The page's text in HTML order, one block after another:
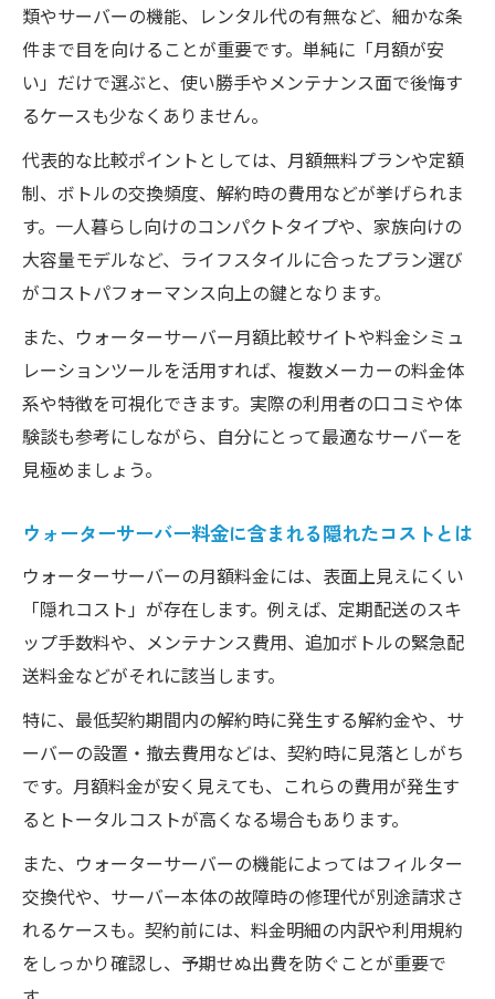
ウォーターサーバーの月間コストを正確に
把握する
ペットボトルと比較したウォーターサーバー料
金
ウォーターサーバーとペットボトルの料金
比較のポイント
月額料金でみるウォーターサーバーとペッ
トボトルの違い
ペットボトル水とウォーターサーバーのコ
スト差を検証
ウォーターサーバー料金比較で見える賢い
選択基準
ウォーターサーバーとペットボトルどちら
が家計に優しいか
ウォーターサーバーをやめた方がいい理由
れる理由
ウォーターサーバー月額料金が負担になる
断基準
ウォーターサーバー利用で後悔しないため
の注意点
類やサーバーの機能、レンタル代の有無など、細かな条
件まで目を向けることが重要です。単純に「月額が安
い」だけで選ぶと、使い勝手やメンテナンス面で後悔す
るケースも少なくありません。
代表的な比較ポイントとしては、月額無料プランや定額
制、ボトルの交換頻度、解約時の費用などが挙げられま
す。一人暮らし向けのコンパクトタイプや、家族向けの
大容量モデルなど、ライフスタイルに合ったプラン選び
がコストパフォーマンス向上の鍵となります。
また、ウォーターサーバー月額比較サイトや料金シミュ
レーションツールを活用すれば、複数メーカーの料金体
系や特徴を可視化できます。実際の利用者の口コミや体
験談も参考にしながら、自分にとって最適なサーバーを
見極めましょう。
ウォーターサーバー料金に含まれる隠れたコストとは
ウォーターサーバーの月額料金には、表面上見えにくい
「隠れコスト」が存在します。例えば、定期配送のスキ
ップ手数料や、メンテナンス費用、追加ボトルの緊急配
送料金などがそれに該当します。
特に、最低契約期間内の解約時に発生する解約金や、サ
ーバーの設置・撤去費用などは、契約時に見落としがち
です。月額料金が安く見えても、これらの費用が発生す
るとトータルコストが高くなる場合もあります。
また、ウォーターサーバーの機能によってはフィルター
交換代や、サーバー本体の故障時の修理代が別途請求さ
れるケースも。契約前には、料金明細の内訳や利用規約
をしっかり確認し、予期せぬ出費を防ぐことが重要で